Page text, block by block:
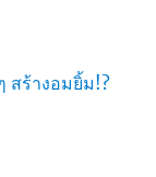
สร้างอมยิ้ม!?